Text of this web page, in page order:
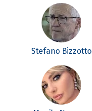
Stefano Bizzotto